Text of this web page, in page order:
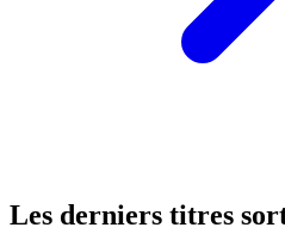
Les derniers titres